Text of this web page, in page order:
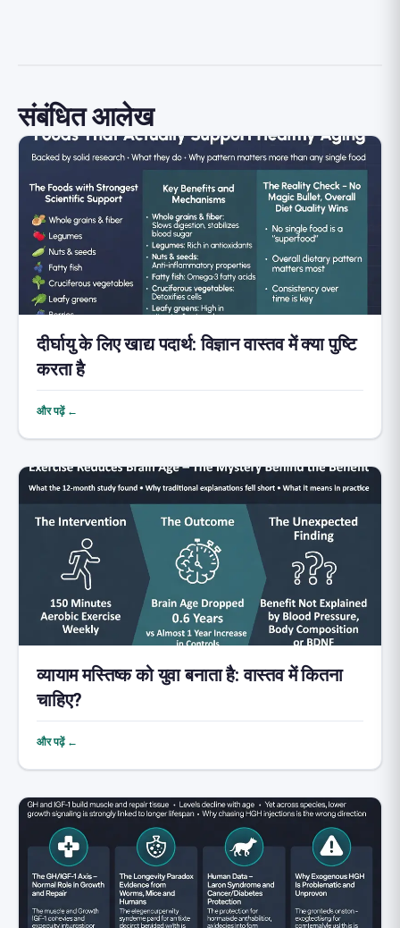
संबंधित आलेख
दीर्घायु के लिए खाद्य पदार्थ: विज्ञान वास्तव में क्या पुष्टि
करता है
और पढ़ें ←
व्यायाम मस्तिष्क को युवा बनाता है: वास्तव में कितना
चाहिए?
और पढ़ें ←